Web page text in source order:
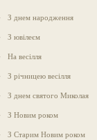
З днем народження
З ювілеєм
На весілля
З річницею весілля
З днем святого Миколая
З Новим роком
З Старим Новим роком